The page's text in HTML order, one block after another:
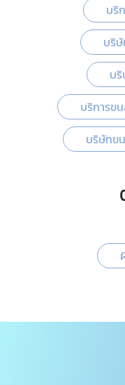
บริ
บริ
บ
บริการข
บริษัทข